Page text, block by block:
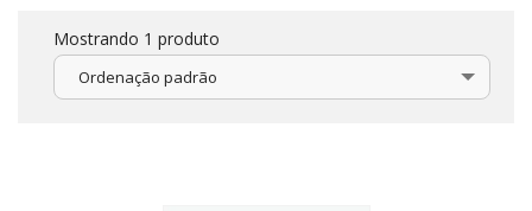
Mostrando 1 produto
Ordenação padrão